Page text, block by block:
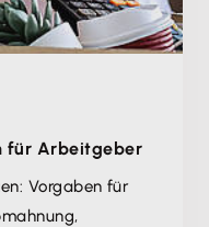
für Arbeitgeber
Vorgaben für